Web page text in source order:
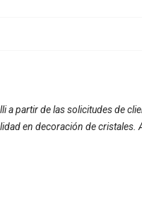
partir de las solicitudes de
en decoración de